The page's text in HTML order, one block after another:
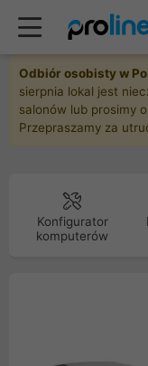
Odbiór osobisty w
sierpnia lokal jest
salonów lub prosimy
Przepraszamy za
Konfigurator
komputerów